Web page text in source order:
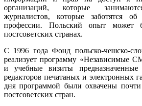
организаций, которые
журналистов, которые заботятся
профессии. Польский опыт может
постсоветских странах.
С 1996 года Фонд польско-чешско-
реализует программу «Независимые
и учебные визиты
редакторов печатаных и электронных
дня программой были охвачены
постсоветских стран.